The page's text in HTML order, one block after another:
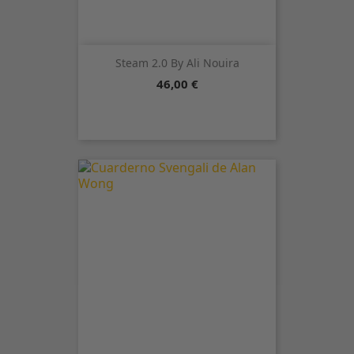
Steam 2.0 By Ali Nouira
Precio
46,00 €